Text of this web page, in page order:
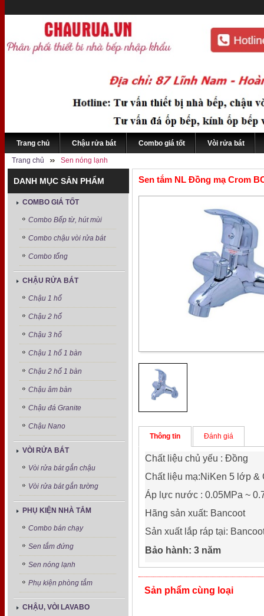
Trang chủ Chậu rửa bát Combo giá tốt Vòi rửa bát
Trang chủ Sen nóng lạnh
DANH MỤC SẢN PHẨM
COMBO GIÁ TỐT
Combo Bếp từ, hút mùi
Combo chậu vòi rửa bát
Combo tổng
CHẬU RỬA BÁT
Chậu 1 hố
Chậu 2 hố
Chậu 3 hố
Chậu 1 hố 1 bàn
Chậu 2 hố 1 bàn
Chậu âm bàn
Chậu đá Granite
Chậu Nano
VÒI RỬA BÁT
Vòi rửa bát gắn chậu
Vòi rửa bát gắn tường
PHỤ KIỆN NHÀ TẮM
Combo bán chạy
Sen tắm đứng
Sen nóng lạnh
Phụ kiện phòng tắm
CHẬU, VÒI LAVABO
Sen tắm NL Đồng mạ Crom
Thông tin Đánh giá
Chất liệu chủ yếu : Đồng
Chất liệu mạ:NiKen 5 lớp &
Áp lực nước : 0.05MPa ~
Hãng sản xuất: Bancoot
Sản xuất lắp ráp tại:
Bảo hành: 3 năm
Sản phẩm cùng loại